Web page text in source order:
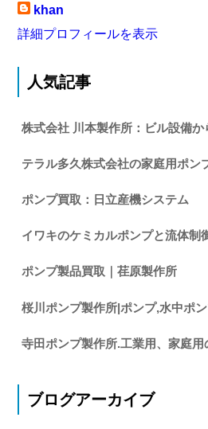
khan
詳細プロフィールを表示
人気記事
株式会社 川本製作所：ビル設備
テラル多久株式会社の家庭用ポン
ポンプ買取：日立産機システム
イワキのケミカルポンプと流体制
ポンプ製品買取｜荏原製作所
桜川ポンプ製作所|ポンプ,水中ポ
寺田ポンプ製作所.工業用、家庭用
ブログアーカイブ